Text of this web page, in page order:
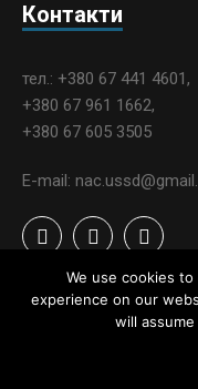
Контакти
тел.: +380 67 441 4601,
+380 67 961 1662,
+380 67 605 3505
E-mail:
We use cookies
experience on our
will